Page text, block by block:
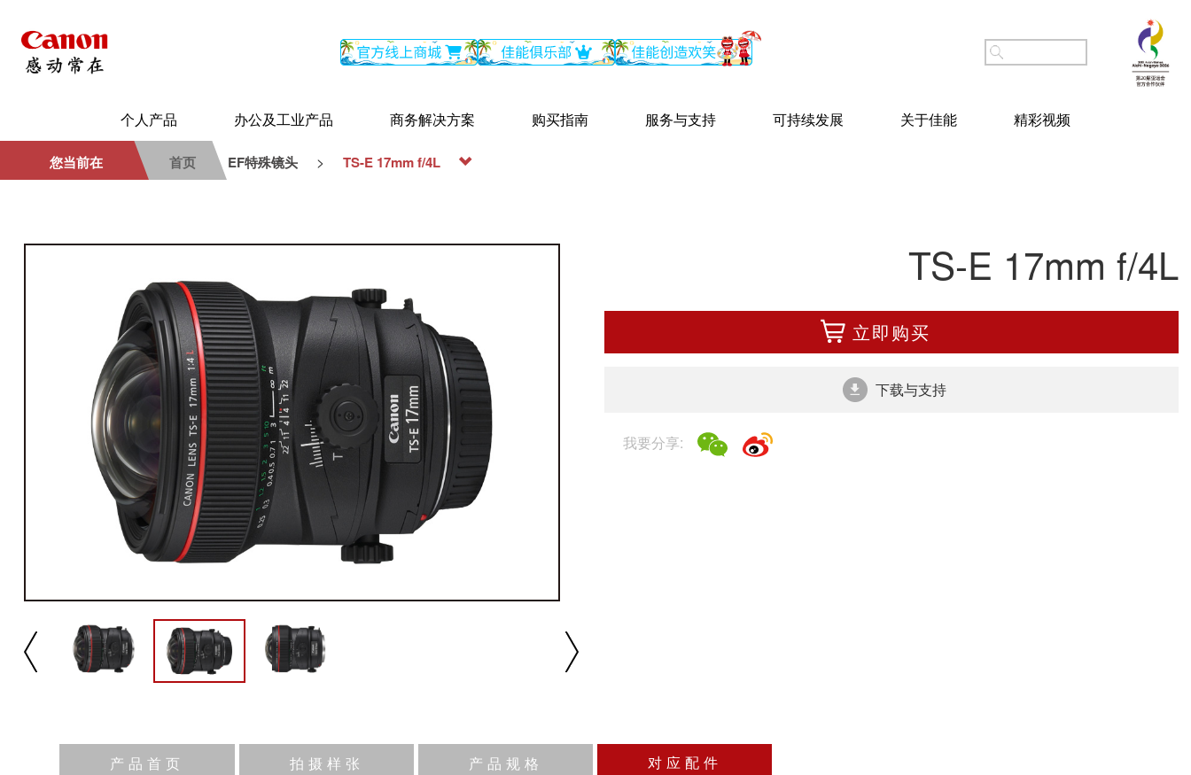
个人产品 办公及工业产品 商务解决方案 购买指南 服务与支持 可持续发展 关于佳能 精彩视频
您当前在 首页 EF特殊镜头 > TS-E 17mm f/4L
播放/暂停 速度 反向 缩放
TS-E 17mm f/4L
立即购买
下载与支持
我要分享:
产品首页 拍摄样张 产品规格 对应配件